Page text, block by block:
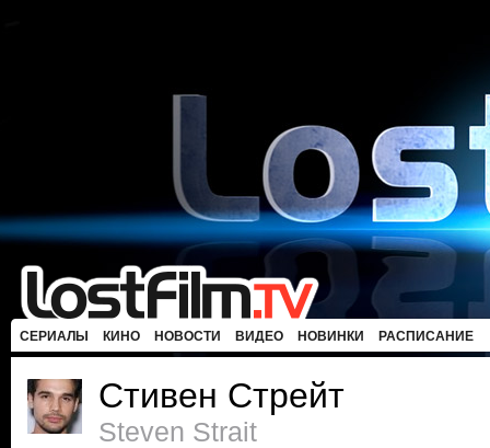
СЕРИАЛЫ КИНО НОВОСТИ ВИДЕО НОВИНКИ РАСПИСАНИЕ
Стивен Стрейт
Steven Strait